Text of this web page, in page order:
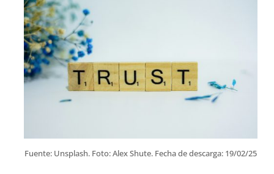
Fuente: Unsplash. Foto: Alex Shute. Fecha de descarga: 19/02/25